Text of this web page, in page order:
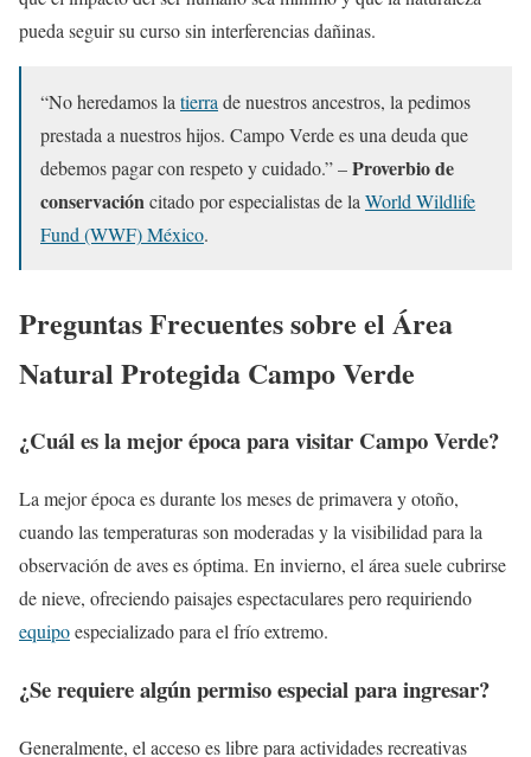
pueda seguir su curso sin interferencias dañinas.
“No heredamos latierrade nuestros ancestros, la pedimos
prestada a nuestros hijos. Campo Verde es una deuda que
debemos pagar con respeto y cuidado.” –Proverbio de
conservacióncitado por especialistas de laWorld Wildlife
Fund (WWF) México.
Preguntas Frecuentes sobre el Área
Natural Protegida Campo Verde
¿Cuál es la mejor época para visitar Campo Verde?
La mejor época es durante los meses de primavera y otoño,
cuando las temperaturas son moderadas y la visibilidad para la
observación de aves es óptima. En invierno, el área suele cubrirse
de nieve, ofreciendo paisajes espectaculares pero requiriendo
equipoespecializado para el frío extremo.
¿Se requiere algún permiso especial para ingresar?
Generalmente, el acceso es libre para actividades recreativas